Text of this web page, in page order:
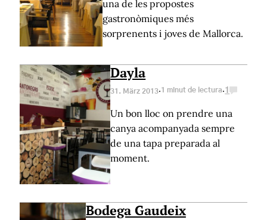
una de les propostes
gastronòmiques més
sorprenents i joves de Mallorca.
Dayla
31. März 2013·1 minut de lectura·1
Un bon lloc on prendre una
canya acompanyada sempre
de una tapa preparada al
moment.
Bodega Gaudeix